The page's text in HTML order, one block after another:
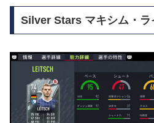
Silver Stars マキシム・ラ